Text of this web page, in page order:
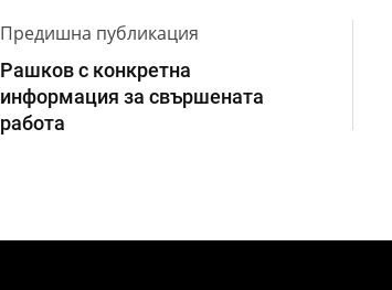
Предишна публикация
Рашков с конкретна
информация за свършената
работа